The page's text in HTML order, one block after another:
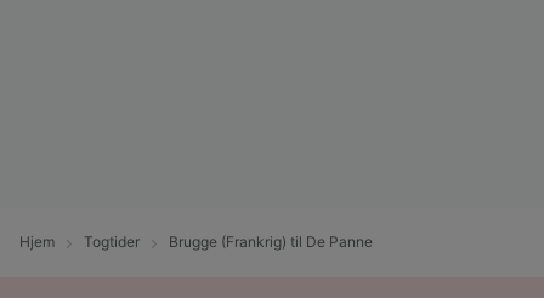
Hjem Togtider Brugge (Frankrig) til De Panne